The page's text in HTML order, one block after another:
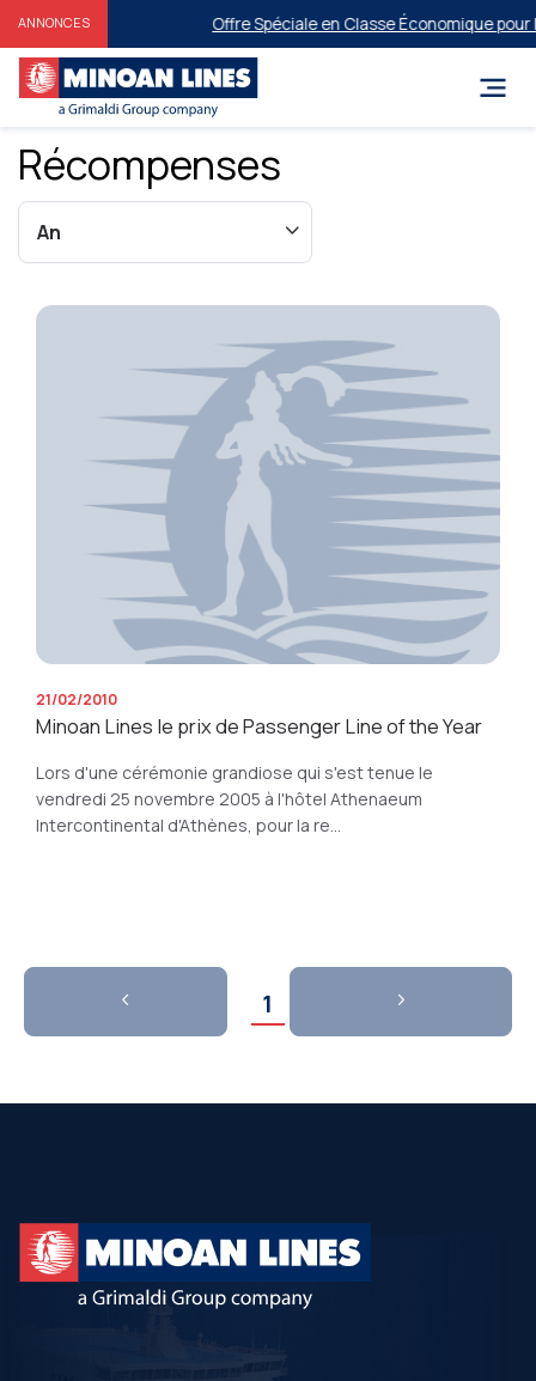
ANNONCES Offre Spéciale en Classe Économique pour
Récompenses
21/02/2010
Minoan Lines le prix de Passenger Line of the Year
Lors d'une cérémonie grandiose qui s'est tenue le
vendredi 25 novembre 2005 à l'hôtel Athenaeum
Intercontinental d'Athènes, pour la re...
1